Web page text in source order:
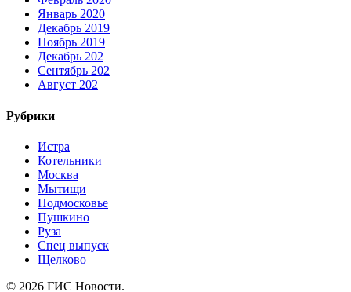
Январь 2020
Декабрь 2019
Ноябрь 2019
Декабрь 202
Сентябрь 202
Август 202
Рубрики
Истра
Котельники
Москва
Мытищи
Подмосковье
Пушкино
Руза
Спец выпуск
Щелково
© 2026 ГИС Новости.